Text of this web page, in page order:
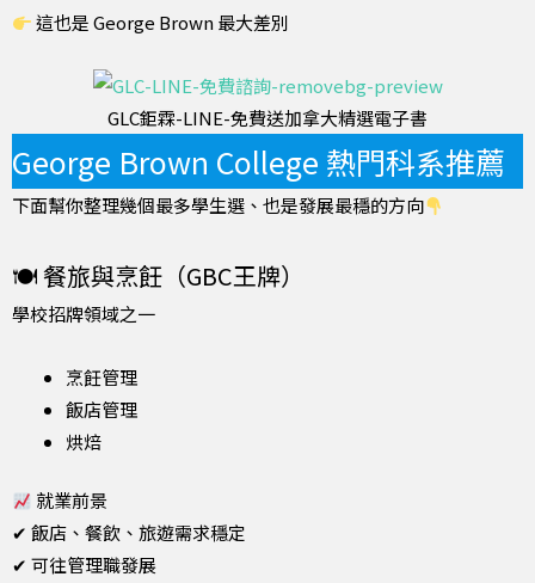
這也是 George Brown 最大差別
GLC鉅霖-LINE-免費送加拿大精選電子書
George Brown College 熱門科系推薦
下面幫你整理幾個最多學生選、也是發展最穩的方向
🍽 餐旅與烹飪（GBC王牌）
學校招牌領域之一
烹飪管理
飯店管理
烘焙
就業前景
✔ 飯店、餐飲、旅遊需求穩定
✔ 可往管理職發展